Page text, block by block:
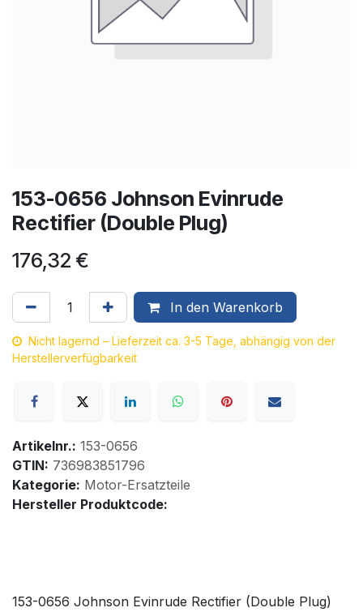
153-0656 Johnson Evinrude
Rectifier (Double Plug)
176,32 €
In den Warenkorb
Nicht lagernd – Lieferzeit ca. 3-5 Tage, abhängig von der
Herstellerverfügbarkeit
Artikelnr.: 153-0656
GTIN: 736983851796
Kategorie: Motor-Ersatzteile
Hersteller Produktcode:
153-0656 Johnson Evinrude Rectifier (Double Plug)